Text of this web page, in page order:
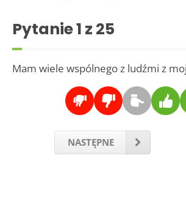
Pytanie1 z 25
Mam wiele wspólnego z ludźmi z
NASTĘPNE